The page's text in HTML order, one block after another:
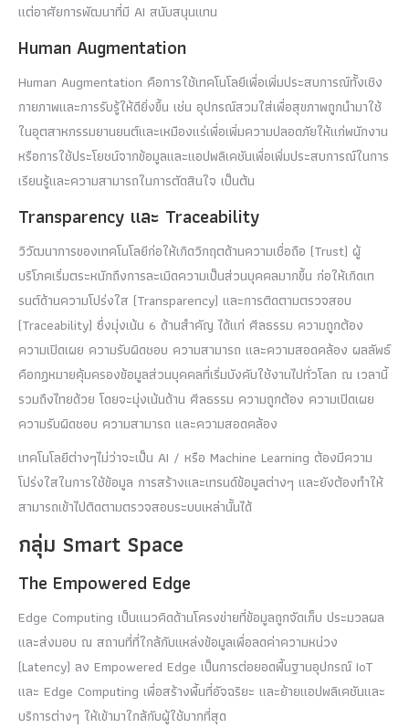
แต่อาศัยการพัฒนาที่มี AI สนับสนุนแทน
Human Augmentation
Human Augmentation คือการใช้เทคโนโลยีเพื่อเพิ่มประสบการณ์ทั้งเชิง
กายภาพและการรับรู้ให้ดียิ่งขึ้น เช่น อุปกรณ์สวมใส่เพื่อสุขภาพถูกนำมาใช้
ในอุตสาหกรรมยานยนต์และเหมืองแร่เพื่อเพิ่มความปลอดภัยให้แก่พนักงาน
หรือการใช้ประโยชน์จากข้อมูลและแอปพลิเคชันเพื่อเพิ่มประสบการณ์ในการ
เรียนรู้และความสามารถในการตัดสินใจ เป็นต้น
Transparency และ Traceability
วิวัฒนาการของเทคโนโลยีก่อให้เกิดวิกฤตด้านความเชื่อถือ (Trust) ผู้
บริโภคเริ่มตระหนักถึงการละเมิดความเป็นส่วนบุคคลมากขึ้น ก่อให้เกิดเท
รนต์ด้านความโปร่งใส (Transparency) และการติดตามตรวจสอบ
(Traceability) ซึ่งมุ่งเน้น 6 ด้านสำคัญ ได้แก่ ศีลธรรม ความถูกต้อง
ความเปิดเผย ความรับผิดชอบ ความสามารถ และความสอดคล้อง ผลลัพธ์
คือกฏหมายคุ้มครองข้อมูลส่วนบุคคลที่เริ่มบังคับใช้งานไปทั่วโลก ณ เวลานี้
รวมถึงไทยด้วย โดยจะมุ่งเน้นด้าน ศีลธรรม ความถูกต้อง ความเปิดเผย
ความรับผิดชอบ ความสามารถ และความสอดคล้อง
เทคโนโลยีต่างๆไม่ว่าจะเป็น AI / หรือ Machine Learning ต้องมีความ
โปร่งใสในการใช้ข้อมูล การสร้างและเทรนด์ข้อมูลต่างๆ และยังต้องทำให้
สามารถเข้าไปติดตามตรวจสอบระบบเหล่านั้นได้
กลุ่ม Smart Space
The Empowered Edge
Edge Computing เป็นแนวคิดด้านโครงข่ายที่ข้อมูลถูกจัดเก็บ ประมวลผล
และส่งมอบ ณ สถานที่ที่ใกล้กับแหล่งข้อมูลเพื่อลดค่าความหน่วง
(Latency) ลง Empowered Edge เป็นการต่อยอดพื้นฐานอุปกรณ์ IoT
และ Edge Computing เพื่อสร้างพื้นที่อัจฉริยะ และย้ายแอปพลิเคชันและ
บริการต่างๆ ให้เข้ามาใกล้กับผู้ใช้มากที่สุด